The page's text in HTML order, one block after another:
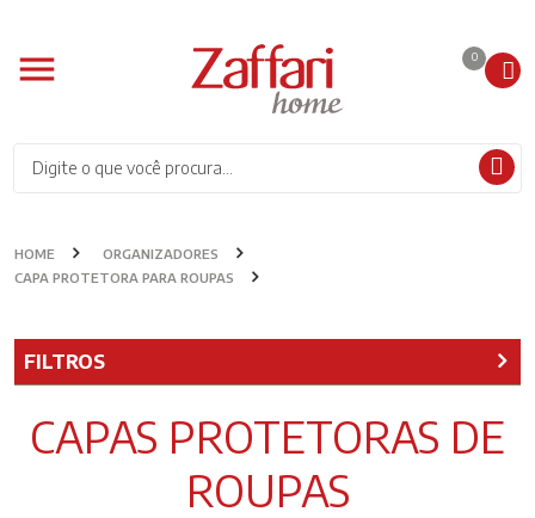
0
HOME
ORGANIZADORES
CAPA PROTETORA PARA ROUPAS
FILTROS
CAPAS PROTETORAS DE
ROUPAS